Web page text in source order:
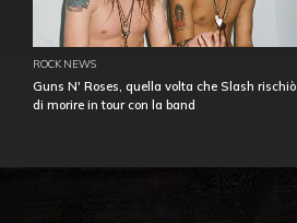
ROCK NEWS
Guns N' Roses, quella volta che Slash rischiò
di morire in tour con la band